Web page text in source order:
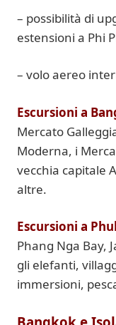
– possibilità di
estensioni a Phi
– volo aereo
Escursioni a
Mercato
Moderna, i
vecchia capitale
altre.
Escursioni a
Phang Nga Bay,
gli elefanti,
immersioni,